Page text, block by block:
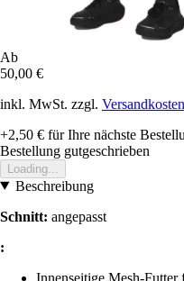
Ab
50,00 €
inkl. MwSt. zzgl. Versandkosten
+2,50 € für Ihre nächste
Bestellung gutgeschrieben
Loading...
Beschreibung
Schnitt: angepasst
:
Innenseitige Mesh-